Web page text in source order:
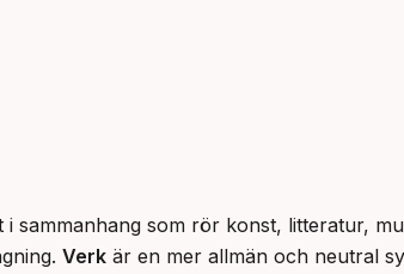
sammanhang som rör konst, litteratur,
Verk är en mer allmän och neutral